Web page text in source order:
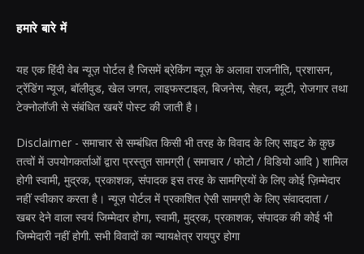
हमारे बारे में
यह एक हिंदी वेब न्यूज़ पोर्टल है जिसमें ब्रेकिंग न्यूज़ के अलावा राजनीति, प्रशासन,
ट्रेंडिंग न्यूज, बॉलीवुड, खेल जगत, लाइफस्टाइल, बिजनेस, सेहत, ब्यूटी, रोजगार तथा
टेक्नोलॉजी से संबंधित खबरें पोस्ट की जाती है।
Disclaimer - समाचार से सम्बंधित किसी भी तरह के विवाद के लिए साइट के कुछ
तत्वों में उपयोगकर्ताओं द्वारा प्रस्तुत सामग्री ( समाचार / फोटो / विडियो आदि ) शामिल
होगी स्वामी, मुद्रक, प्रकाशक, संपादक इस तरह के सामग्रियों के लिए कोई ज़िम्मेदार
नहीं स्वीकार करता है। न्यूज़ पोर्टल में प्रकाशित ऐसी सामग्री के लिए संवाददाता /
खबर देने वाला स्वयं जिम्मेदार होगा, स्वामी, मुद्रक, प्रकाशक, संपादक की कोई भी
जिम्मेदारी नहीं होगी. सभी विवादों का न्यायक्षेत्र रायपुर होगा